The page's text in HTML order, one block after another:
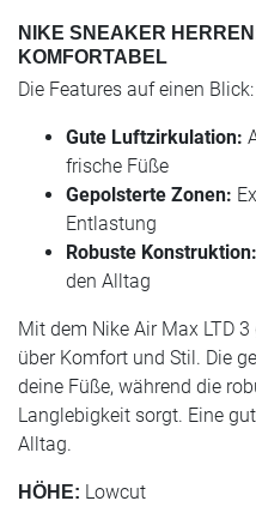
NIKE SNEAKER
KOMFORTABEL
Die Features auf einen Blick:
Gute Luftzirkulation:
frische Füße
Gepolsterte Zonen:
Entlastung
Robuste Konstruktion:
den Alltag
Mit dem Nike Air Max LTD
über Komfort und Stil. Die
deine Füße, während die
Langlebigkeit sorgt. Eine
Alltag.
HÖHE: Lowcut